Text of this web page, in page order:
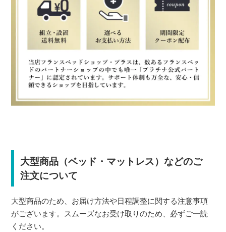
大型商品（ベッド・マットレス）などのご
注文について
大型商品のため、お届け方法や日程調整に関する注意事項
がございます。スムーズなお受け取りのため、必ずご一読
ください。